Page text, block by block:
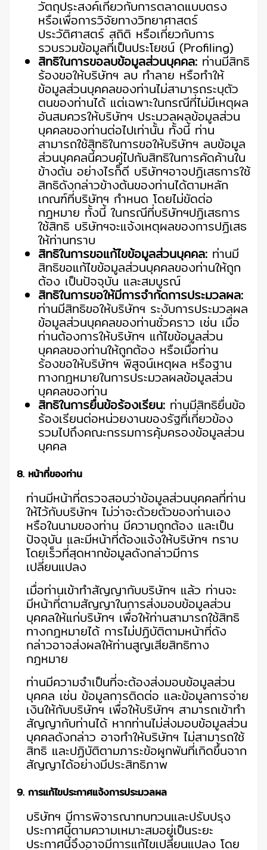
วัตถุประสงค์เกี่ยวกับการตลาดแบบตรง
หรือเพื่อการวิจัยทางวิทยาศาสตร์
ประวัติศาสตร์ สถิติ หรือเกี่ยวกับการ
รวบรวมข้อมูลที่เป็นประโยชน์ (Profiling)
สิทธิในการขอลบข้อมูลส่วนบุคคล: ท่านมีสิทธิ
ร้องขอให้บริษัทฯ ลบ ทำลาย หรือทำให้
ข้อมูลส่วนบุคคลของท่านไม่สามารถระบุตัว
ตนของท่านได้ แต่เฉพาะในกรณีที่ไม่มีเหตุผล
อันสมควรให้บริษัทฯ ประมวลผลข้อมูลส่วน
บุคคลของท่านต่อไปเท่านั้น ทั้งนี้ ท่าน
สามารถใช้สิทธิในการขอให้บริษัทฯ ลบข้อมูล
ส่วนบุคคลนี้ควบคู่ไปกับสิทธิในการคัดค้านใน
ข้างต้น อย่างไรก็ดี บริษัทฯอาจปฏิเสธการใช้
สิทธิดังกล่าวข้างต้นของท่านได้ตามหลัก
เกณฑ์ที่บริษัทฯ กําหนด โดยไม่ขัดต่อ
กฎหมาย ทั้งนี้ ในกรณีที่บริษัทฯปฏิเสธการ
ใช้สิทธิ บริษัทฯจะแจ้งเหตุผลของการปฏิเสธ
ให้ท่านทราบ
สิทธิในการขอแก้ไขข้อมูลส่วนบุคคล: ท่านมี
สิทธิขอแก้ไขข้อมูลส่วนบุคคลของท่านให้ถูก
ต้อง เป็นปัจจุบัน และสมบูรณ์
สิทธิในการขอให้มีการจำกัดการประมวลผล:
ท่านมีสิทธิขอให้บริษัทฯ ระงับการประมวลผล
ข้อมูลส่วนบุคคลของท่านชั่วคราว เช่น เมื่อ
ท่านต้องการให้บริษัทฯ แก้ไขข้อมูลส่วน
บุคคลของท่านให้ถูกต้อง หรือเมื่อท่าน
ร้องขอให้บริษัทฯ พิสูจน์เหตุผล หรือฐาน
ทางกฎหมายในการประมวลผลข้อมูลส่วน
บุคคลของท่าน
สิทธิในการยื่นข้อร้องเรียน: ท่านมีสิทธิยื่นข้อ
ร้องเรียนต่อหน่วยงานของรัฐที่เกี่ยวข้อง
รวมไปถึงคณะกรรมการคุ้มครองข้อมูลส่วน
บุคคล
8. หน้าที่ของท่าน
ท่านมีหน้าที่ตรวจสอบว่าข้อมูลส่วนบุคคลที่ท่าน
ให้ไว้กับบริษัทฯ ไม่ว่าจะด้วยตัวของท่านเอง
หรือในนามของท่าน มีความถูกต้อง และเป็น
ปัจจุบัน และมีหน้าที่ต้องแจ้งให้บริษัทฯ ทราบ
โดยเร็วที่สุดหากข้อมูลดังกล่าวมีการ
เปลี่ยนแปลง
เมื่อท่านเข้าทำสัญญากับบริษัทฯ แล้ว ท่านจะ
มีหน้าที่ตามสัญญาในการส่งมอบข้อมูลส่วน
บุคคลให้แก่บริษัทฯ เพื่อให้ท่านสามารถใช้สิทธิ
ทางกฎหมายได้ การไม่ปฏิบัติตามหน้าที่ดัง
กล่าวอาจส่งผลให้ท่านสูญเสียสิทธิทาง
กฎหมาย
ท่านมีความจำเป็นที่จะต้องส่งมอบข้อมูลส่วน
บุคคล เช่น ข้อมูลการติดต่อ และข้อมูลการจ่าย
เงินให้กับบริษัทฯ เพื่อให้บริษัทฯ สามารถเข้าทำ
สัญญากับท่านได้ หากท่านไม่ส่งมอบข้อมูลส่วน
บุคคลดังกล่าว อาจทำให้บริษัทฯ ไม่สามารถใช้
สิทธิ และปฏิบัติตามภาระข้อผูกพันที่เกิดขึ้นจาก
สัญญาได้อย่างมีประสิทธิภาพ
9. การแก้ไขประกาศแจ้งการประมวลผล
บริษัทฯ มีการพิจารณาทบทวนและปรับปรุง
ประกาศนี้ตามความเหมาะสมอยู่เป็นระยะ
ประกาศนี้จึงอาจมีการแก้ไขเปลี่ยนแปลง โดย